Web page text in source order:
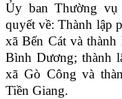
Ủy ban Thường
quyết về: Thành lập
xã Bến Cát và
Bình Dương; thành
xã Gò Công và
Tiền Giang.